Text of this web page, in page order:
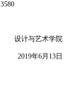
设计与艺术学院
2019年6月13日